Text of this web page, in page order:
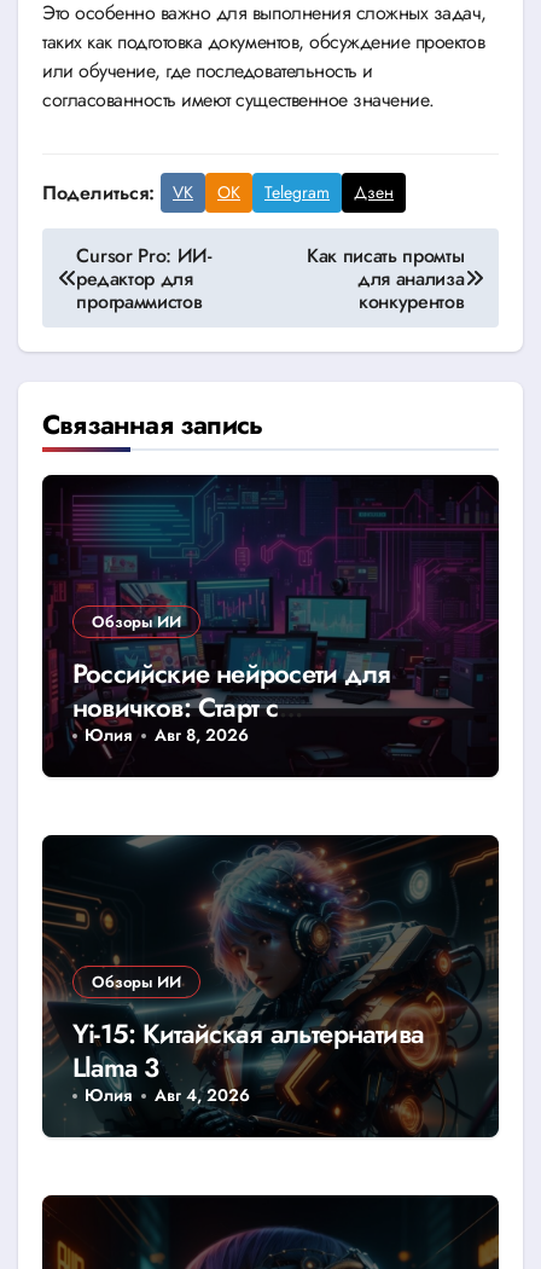
Это особенно важно для выполнения сложных задач,
таких как подготовка документов, обсуждение проектов
или обучение, где последовательность и
согласованность имеют существенное значение.
Поделиться: VK OK Telegram Дзен
Навигация
по
записям
Cursor Pro: ИИ-
редактор для
программистов
Как писать промты
для анализа
конкурентов
Связанная запись
Обзоры ИИ
Российские нейросети для
новичков: Старт с
YandexGPT/GigaChat
Юлия Авг 8, 2026
Обзоры ИИ
Yi-15: Китайская альтернатива
Llama 3
Юлия Авг 4, 2026